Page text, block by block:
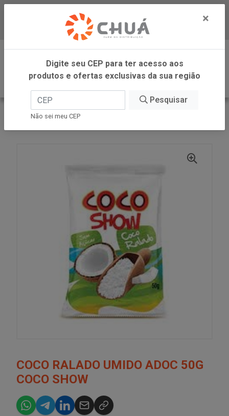
Baixe já nosso APP
0
INÍCIO
COPRA ALIMENTOS
COCO RALADO UMIDO ADOC 50G
COCO SHOW
×
Digite seu CEP para ter acesso aos
produtos e ofertas exclusivas da sua região
Pesquisar
Não sei meu CEP